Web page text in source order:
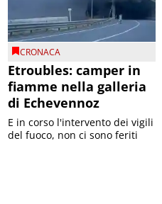
CRONACA
Etroubles: camper in
fiamme nella galleria
di Echevennoz
E in corso l'intervento dei vigili
del fuoco, non ci sono feriti